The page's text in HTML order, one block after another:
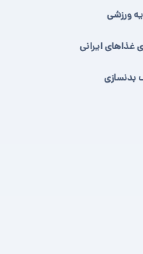
ورزشی
غذاهای ایرانی
بدنسازی